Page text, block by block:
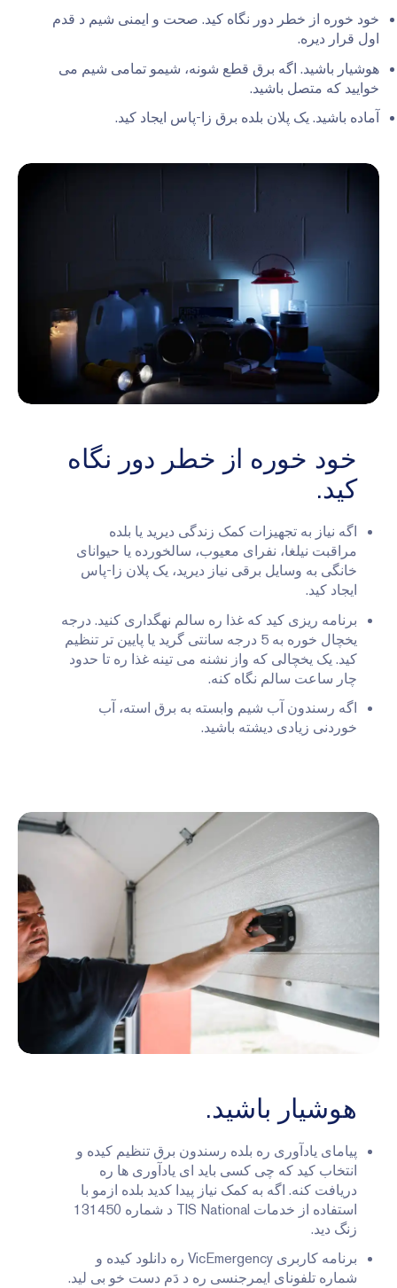
خود خوره از خطر دور نگاه کید. صحت و ایمنی شیم د قدم
اول قرار دیره.
هوشیار باشید. اگه برق قطع شونه، شیمو تمامی شیم می
خوایید که متصل باشید.
آماده باشید. یک پلان بلده برق زا-پاس ایجاد کید.
خود خوره از خطر دور نگاه
کید.
اگه نیاز به تجهیزات کمک زندگی دیرید یا بلده
مراقبت نیلغا، نفرای معیوب، سالخورده یا حیوانای
خانگی به وسایل برقی نیاز دیرید، یک پلان زا-پاس
ایجاد کید.
برنامه ریزی کید که غذا ره سالم نهگداری کنید. درجه
یخچال خوره به 5 درجه سانتی گرید یا پایین تر تنظیم
کید. یک یخچالی که واز نشنه می تینه غذا ره تا حدود
چار ساعت سالم نگاه کنه.
اگه رسندون آب شیم وابسته به برق استه، آب
خوردنی زیادی دیشته باشید.
هوشیار باشید.
پیامای یادآوری ره بلده رسندون برق تنظیم کیده و
انتخاب کید که چی کسی باید ای یادآوری ها ره
دریافت کنه. اگه به کمک نیاز پیدا کدید بلده ازمو با
استفاده از خدمات TIS National د شماره 131450
زنگ دید.
برنامه کاربری VicEmergency ره دانلود کیده و
شماره تلفونای ایمرجنسی ره د دَم دست خو بی لید.